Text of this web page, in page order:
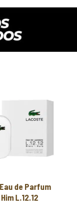
de Parfum
L.12.12